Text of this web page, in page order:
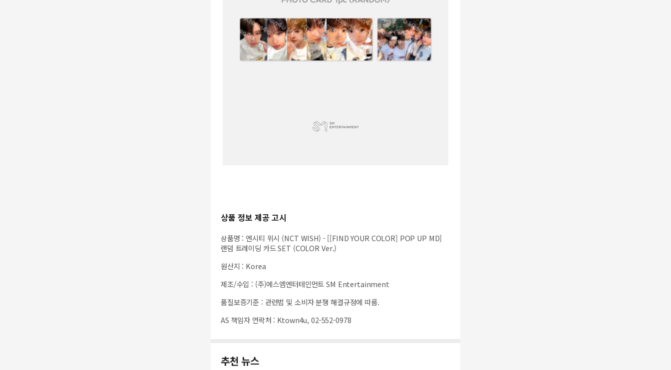
상품 정보 제공 고시
상품명 : 엔시티 위시 (NCT WISH) - [[FIND YOUR COLOR] POP UP MD]
랜덤 트레이딩 카드 SET (COLOR Ver.)
원산지 : Korea
제조/수입 : (주)에스엠엔터테인먼트 SM Entertainment
품질보증기준 : 관련법 및 소비자 분쟁 해결규정에 따름.
AS 책임자 연락처 : Ktown4u, 02-552-0978
추천 뉴스